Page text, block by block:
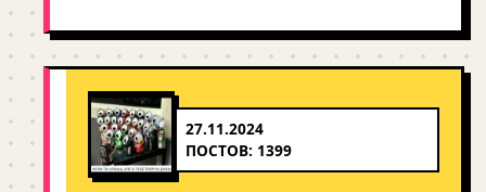
27.11.2024
ПОСТОВ: 1399